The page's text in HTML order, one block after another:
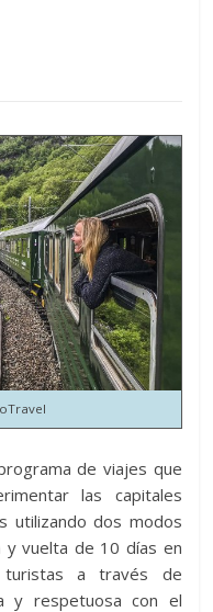
de viajes que
las capitales
utilizando dos modos
vuelta de 10 días en
a través de
y respetuosa con el